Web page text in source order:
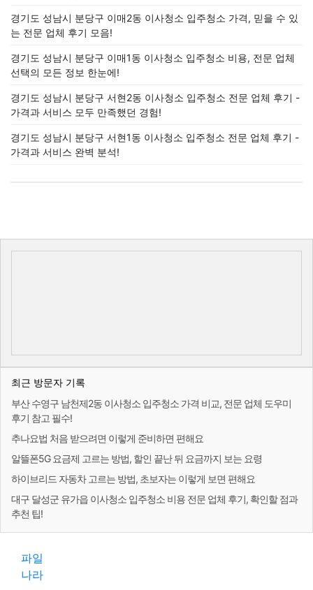
경기도 성남시 분당구 이매2동 이사청소 입주청소 가격, 믿을 수 있
는 전문 업체 후기 모음!
경기도 성남시 분당구 이매1동 이사청소 입주청소 비용, 전문 업체
선택의 모든 정보 한눈에!
경기도 성남시 분당구 서현2동 이사청소 입주청소 전문 업체 후기 -
가격과 서비스 모두 만족했던 경험!
경기도 성남시 분당구 서현1동 이사청소 입주청소 전문 업체 후기 -
가격과 서비스 완벽 분석!
최근 방문자 기록
부산 수영구 남천제2동 이사청소 입주청소 가격 비교, 전문 업체 도우미
후기 참고 필수!
추나요법 처음 받으려면 이렇게 준비하면 편해요
알뜰폰5G 요금제 고르는 방법, 할인 끝난 뒤 요금까지 보는 요령
하이브리드 자동차 고르는 방법, 초보자는 이렇게 보면 편해요
대구 달성군 유가읍 이사청소 입주청소 비용 전문 업체 후기, 확인할 점과
추천 팁!
파일
나라